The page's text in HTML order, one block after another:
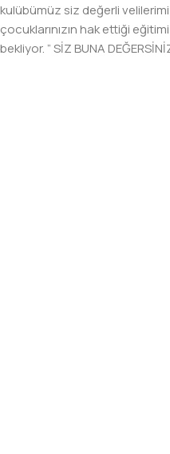
kulübümüz siz değerli
çocuklarınızın hak ettiği
bekliyor. ” SİZ BUNA